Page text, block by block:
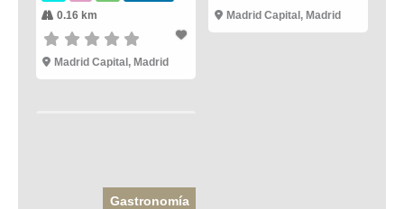
0.16 km
Madrid Capital , Madrid
Madrid Capital , Madrid
Gastronomía